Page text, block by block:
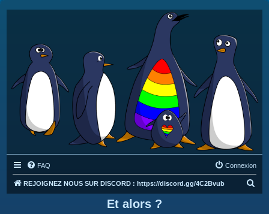
FAQ Connexion
REJOIGNEZ NOUS SUR DISCORD : https://discord.gg/4C2Bvub
Et alors ?